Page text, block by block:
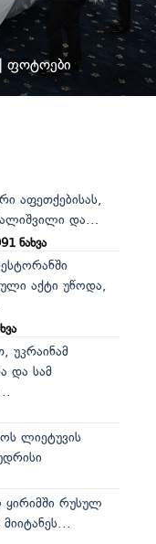
ფოტოები
აფეთქებისას,
და...
ნახვა
აქტი უწოდა,
უკრაინამ
და სამ
ლიეტუვის
ყირიმში რუსულ